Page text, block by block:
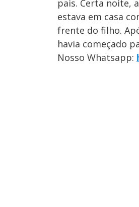
pais. Certa noite,
estava em casa
frente do filho.
havia começado
Nosso Whatsapp: